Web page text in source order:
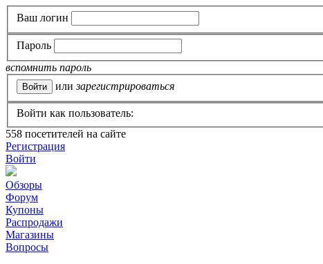
Ваш логин
Пароль
вспомнить пароль
или зарегистрироваться
Войти как пользователь:
558 посетителей на сайте
Регистрация
Войти
Обзоры
Форум
Купоны
Распродажи
Магазины
Вопросы